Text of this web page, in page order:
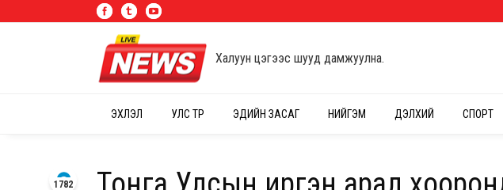
Халуун цэгээс шууд дамжуулна.
ЭХЛЭЛ УЛС ТӨР ЭДИЙН ЗАСАГ НИЙГЭМ ДЭЛХИЙ СПОРТ
1782